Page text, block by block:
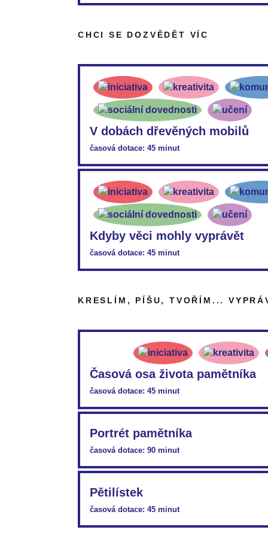
době, kdy mu bylo přibližně stejně jako žákovi.
PDF:VP45_ML_I-moje-babicka-a-dědeček-byli-
PDF:VP45_PL_I-moje-babicka-a-dědeček-byli-
CHCI SE DOZVĚDĚT VÍC
V dobách dřevěných mobilů
časová dotace: 45 minut
Kdyby věci mohly vyprávět
časová dotace: 45 minut
KRESLÍM, PÍŠU, TVOŘÍM...
Časová osa života pamětníka
časová dotace: 45 minut
Portrét pamětníka
časová dotace: 90 minut
Pětilístek
časová dotace: 45 minut